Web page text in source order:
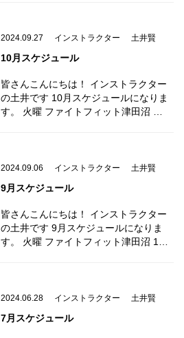
2024.09.27 インストラクター 土井賢
10月スケジュール
皆さんこんにちは！ インストラクター
の土井です 10月スケジュールになりま
す。 火曜 ファイトフィット津田沼 …
2024.09.06 インストラクター 土井賢
9月スケジュール
皆さんこんにちは！ インストラクター
の土井です 9月スケジュールになりま
す。 火曜 ファイトフィット津田沼 1…
2024.06.28 インストラクター 土井賢
7月スケジュール